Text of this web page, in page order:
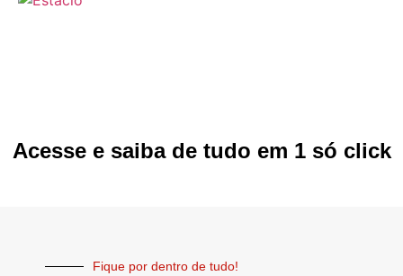
Acesse e saiba de tudo em 1 só click
Fique por dentro de tudo!